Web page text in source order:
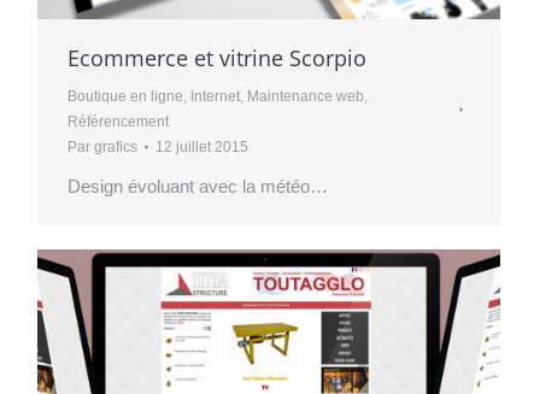
Ecommerce et vitrine Scorpio
Boutique en ligne Internet Maintenance web
Référencement
Pargrafics 12 juillet 2015
Design évoluant avec la météo…